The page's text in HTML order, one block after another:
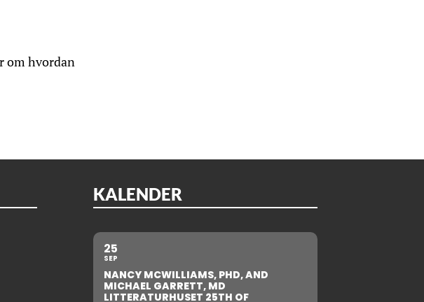
om hvordan
KALENDER
25
SEP
NANCY MCWILLIAMS, PHD, AND
MICHAEL GARRETT, MD
LITTERATURHUSET 25TH OF